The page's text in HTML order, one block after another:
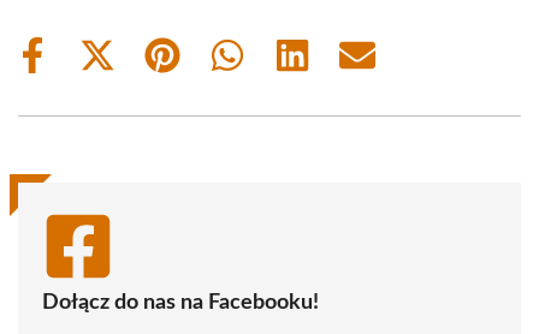
Share
Share
(Twitter)
Share
Share
Share
Share
Dołącz do nas na Facebooku!